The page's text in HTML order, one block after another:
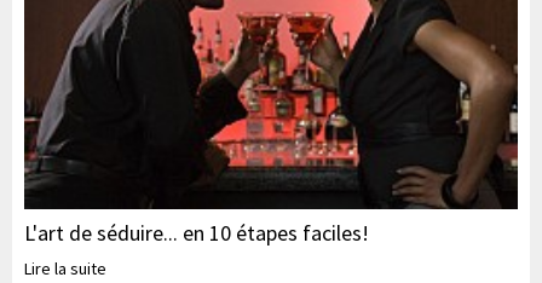
L'art de séduire... en 10 étapes faciles!
Lire la suite